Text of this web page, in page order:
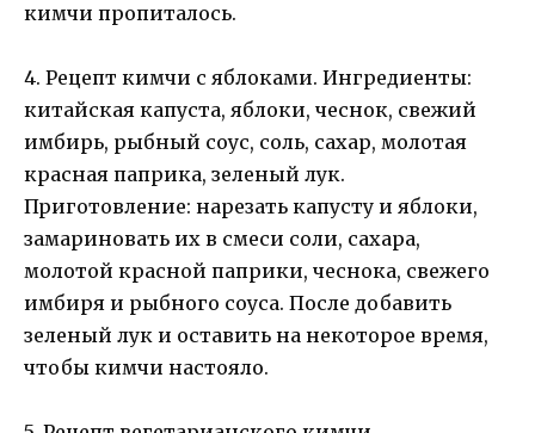
кимчи пропиталось.
4. Рецепт кимчи с яблоками. Ингредиенты:
китайская капуста, яблоки, чеснок, свежий
имбирь, рыбный соус, соль, сахар, молотая
красная паприка, зеленый лук.
Приготовление: нарезать капусту и яблоки,
замариновать их в смеси соли, сахара,
молотой красной паприки, чеснока, свежего
имбиря и рыбного соуса. После добавить
зеленый лук и оставить на некоторое время,
чтобы кимчи настояло.